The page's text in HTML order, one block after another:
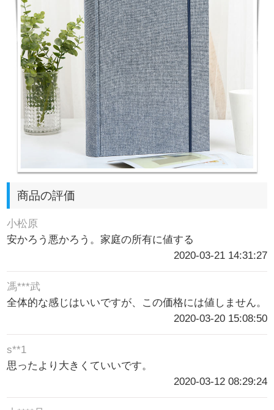
商品の評価
小松原
安かろう悪かろう。家庭の所有に値する
2020-03-21 14:31:27
馮***武
全体的な感じはいいですが、この価格には値しません。
2020-03-20 15:08:50
s**1
思ったより大きくていいです。
2020-03-12 08:29:24